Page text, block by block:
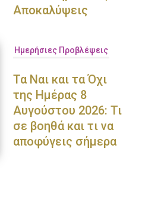
Αποκαλύψεις
Ημερήσιες Προβλέψεις
Τα Ναι και τα Όχι
της Ημέρας 8
Αυγούστου 2026: Τι
σε βοηθά και τι να
αποφύγεις σήμερα